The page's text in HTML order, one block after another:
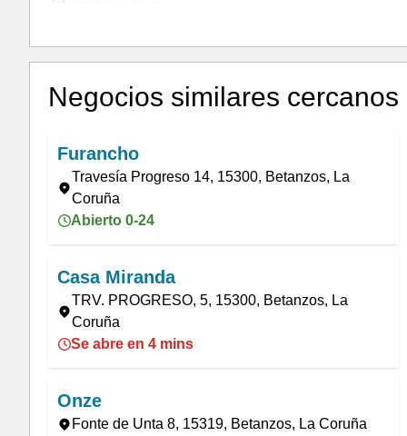
Negocios similares cercanos
Furancho
Travesía Progreso 14, 15300, Betanzos, La
Coruña
Abierto 0-24
Casa Miranda
TRV. PROGRESO, 5, 15300, Betanzos, La
Coruña
Se abre en 4 mins
Onze
Fonte de Unta 8, 15319, Betanzos, La Coruña